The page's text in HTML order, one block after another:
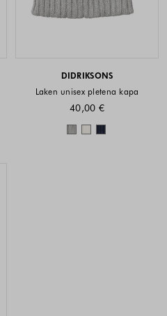
DIDRIKSONS
Laken unisex pletena kapa
40,00 €
Barve na voljo